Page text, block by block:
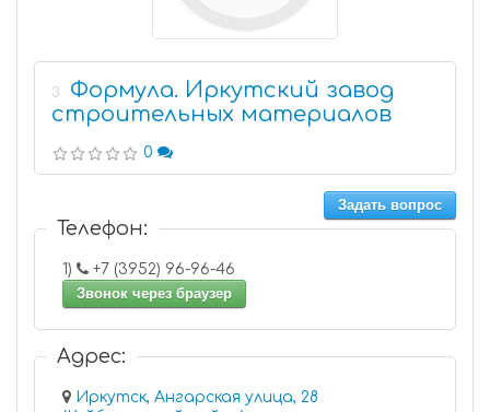
3
Формула. Иркутский завод
строительных материалов
0
Задать вопрос
Телефон:
1)
+7 (3952) 96-96-46
Звонок через браузер
Адрес:
Иркутск, Ангарская улица, 28